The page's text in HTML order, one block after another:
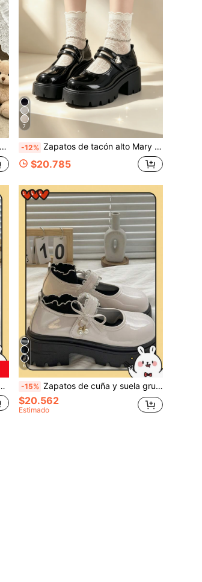
7
-12% Zapatos de tacón alto Mary Jane negros para mujer, nuevos para el verano 2026, estilo preppy versátil, suela gruesa, zapatos pequeños, punta redonda, doble correa con hebilla de metal en forma de corazón, diseño de forro a cuadros, plataforma con engranaje, estilo preppy Y2K dulce para chica, uso diario en campus y desplazamientos. Elegantes zapatos de tacón alto para mujer
$20.785
6
-15% Zapatos de cuña y suela gruesa para mujer/Zapatos Mary Jane negros con hebilla y lazo 2025 Primavera Nuevos Zapatos de suela gruesa estilo británico vintage JK gótico
$20.562
Estimado